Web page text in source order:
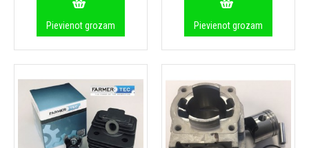
Pievienot grozam Pievienot grozam